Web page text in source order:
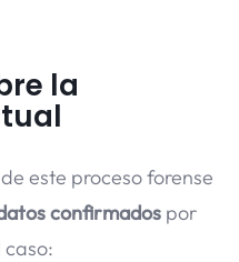
la
este proceso forense
confirmados por